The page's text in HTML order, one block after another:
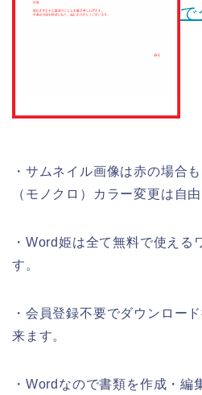
で
・サムネイル画像は赤の場合
（モノクロ）カラー変更は自
・Word姫は全て無料で使える
す。
・会員登録不要でダウンロー
来ます。
・Wordなので書類を作成・編